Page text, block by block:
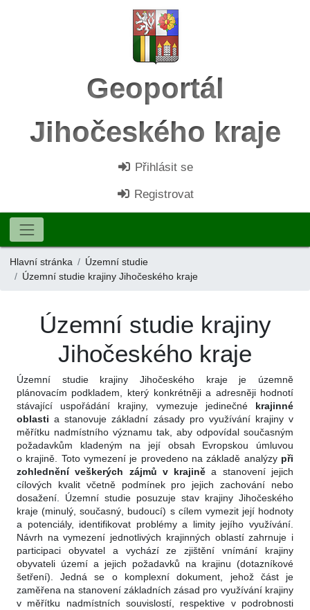
Geoportál
Jihočeského kraje
Přihlásit se
Registrovat
Hlavní stránka
Územní studie
Územní studie krajiny Jihočeského kraje
Územní studie krajiny
Jihočeského kraje
Územní studie krajiny Jihočeského kraje je územně
plánovacím podkladem, který konkrétněji a adresněji hodnotí
stávající uspořádání krajiny, vymezuje jedinečné krajinné
oblasti a stanovuje základní zásady pro využívání krajiny v
měřítku nadmístního významu tak, aby odpovídal současným
požadavkům kladeným na její obsah Evropskou úmluvou
o krajině. Toto vymezení je provedeno na základě analýzy při
zohlednění veškerých zájmů v krajině a stanovení jejich
cílových kvalit včetně podmínek pro jejich zachování nebo
dosažení. Územní studie posuzuje stav krajiny Jihočeského
kraje (minulý, současný, budoucí) s cílem vymezit její hodnoty
a potenciály, identifikovat problémy a limity jejího využívání.
Návrh na vymezení jednotlivých krajinných oblastí zahrnuje i
participaci obyvatel a vychází ze zjištění vnímání krajiny
obyvateli území a jejich požadavků na krajinu (dotazníkové
šetření). Jedná se o komplexní dokument, jehož část je
zaměřena na stanovení základních zásad pro využívání krajiny
v měřítku nadmístních souvislostí, respektive v podrobnosti